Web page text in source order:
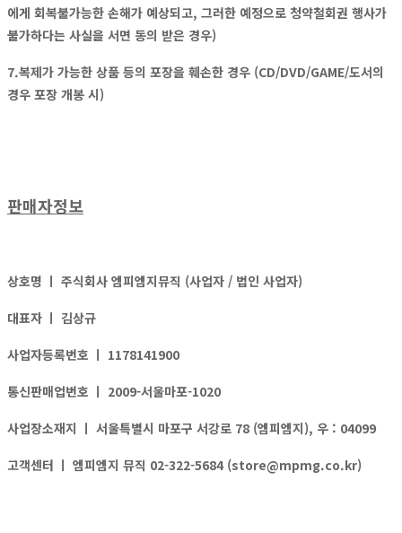
에게 회복불가능한 손해가 예상되고, 그러한 예정으로 청약철회권 행사가
불가하다는 사실을 서면 동의 받은 경우)
7.복제가 가능한 상품 등의 포장을 훼손한 경우 (CD/DVD/GAME/도서의
경우 포장 개봉 시)
판매자정보
상호명 ㅣ 주식회사 엠피엠지뮤직 (사업자 / 법인 사업자)
대표자 ㅣ 김상규
사업자등록번호 ㅣ 1178141900
통신판매업번호 ㅣ 2009-서울마포-1020
사업장소재지 ㅣ 서울특별시 마포구 서강로 78 (엠피엠지), 우 : 04099
고객센터 ㅣ 엠피엠지 뮤직 02-322-5684 (store@mpmg.co.kr)